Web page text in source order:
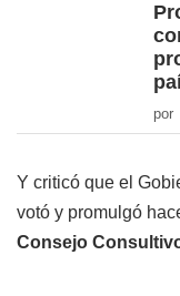
por
Y criticó que el
votó y promulgó
Consejo